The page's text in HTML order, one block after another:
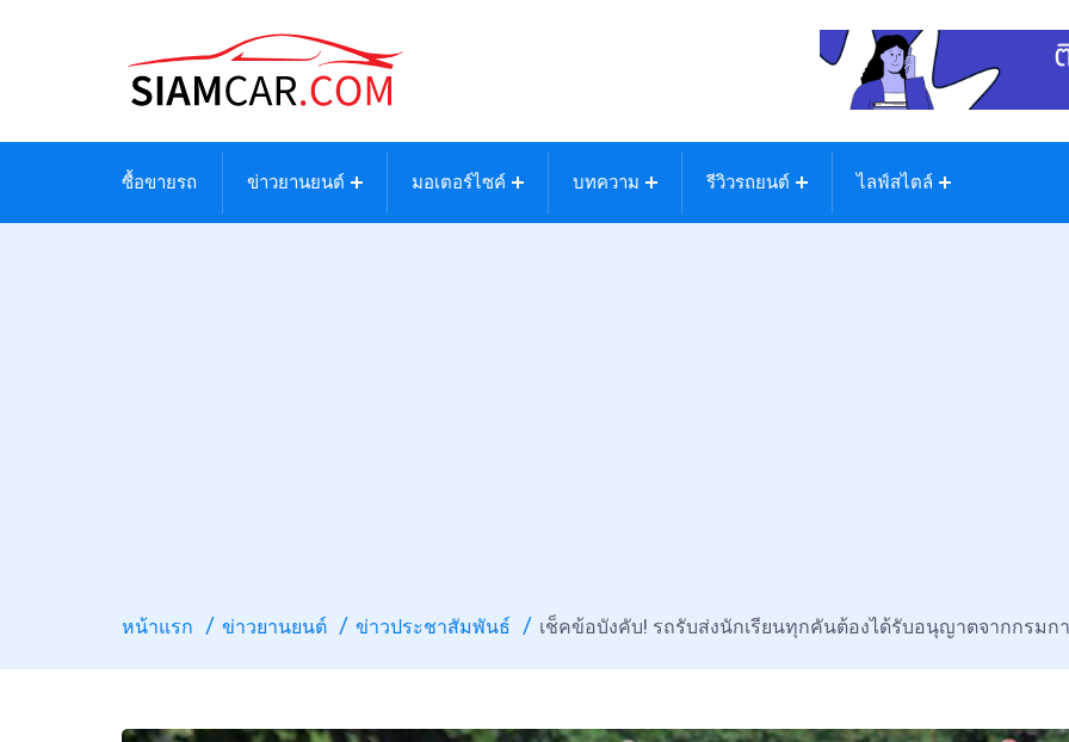
ซื้อขายรถ ข่าวยานยนต์ มอเตอร์ไซค์ บทความ รีวิวรถยนต์ ไลฟ์สไตล์
หน้าแรก ข่าวยานยนต์ ข่าวประชาสัมพันธ์ เช็คข้อบังคับ! รถรับส่งนักเรียนทุกคันต้องได้รับอนุญาตจากกรมก